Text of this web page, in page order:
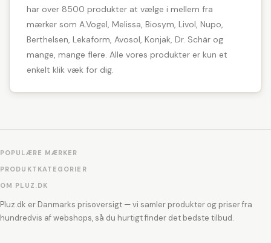
har over 8500 produkter at vælge i mellem fra
mærker som A.Vogel, Melissa, Biosym, Livol, Nupo,
Berthelsen, Lekaform, Avosol, Konjak, Dr. Schär og
mange, mange flere. Alle vores produkter er kun et
enkelt klik væk for dig.
POPULÆRE MÆRKER
PRODUKTKATEGORIER
OM PLUZ.DK
Pluz.dk er Danmarks prisoversigt — vi samler produkter og priser fra
hundredvis af webshops, så du hurtigt finder det bedste tilbud.